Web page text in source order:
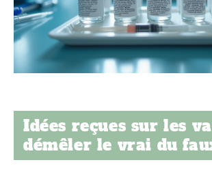
Idées reçues sur les
démêler le vrai du